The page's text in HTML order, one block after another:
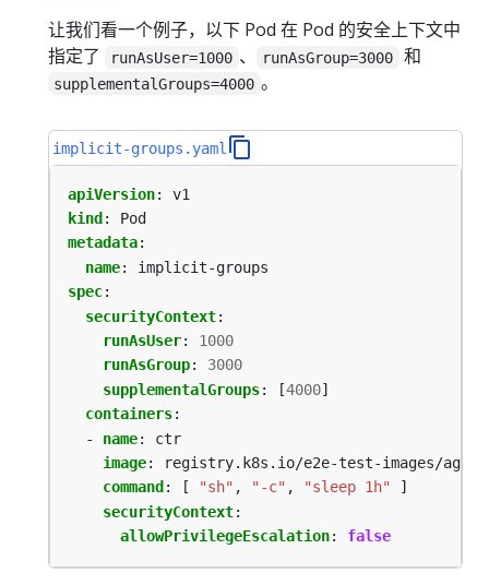
让我们看一个例子，以下 Pod 在 Pod 的安全上下文中
指定了
runAsUser=1000 、 runAsGroup=3000 和
supplementalGroups=4000 。
implicit-groups.yaml
apiVersion:
v1
kind :
Pod
metadata:
name:
implicit-groups
spec:
securityContext:
runAsUser:
1000
runAsGroup:
3000
supplementalGroups: [4000]
containers:
- name:
ctr
image:
registry.k8s.io/e2e-test-images/
command : [ "sh" , "-c" , "sleep 1h"
]
securityContext:
allowPrivilegeEscalation: false